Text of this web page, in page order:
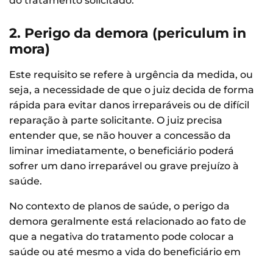
2. Perigo da demora (periculum in
mora)
Este requisito se refere à urgência da medida, ou
seja, a necessidade de que o juiz decida de forma
rápida para evitar danos irreparáveis ou de difícil
reparação à parte solicitante. O juiz precisa
entender que, se não houver a concessão da
liminar imediatamente, o beneficiário poderá
sofrer um dano irreparável ou grave prejuízo à
saúde.
No contexto de planos de saúde, o perigo da
demora geralmente está relacionado ao fato de
que a negativa do tratamento pode colocar a
saúde ou até mesmo a vida do beneficiário em